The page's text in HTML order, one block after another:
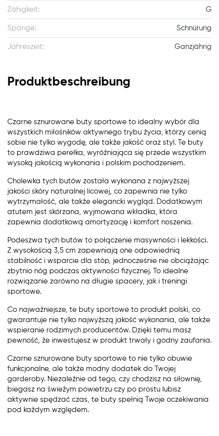
Zähigkeit: G
Spange: Schnürung
Jahreszeit: Ganzjährig
Produktbeschreibung
Czarne sznurowane buty sportowe to idealny wybór dla
wszystkich miłośników aktywnego trybu życia, którzy cenią
sobie nie tylko wygodę, ale także jakość oraz styl. Te buty
to prawdziwa perełka, wyróżniająca się przede wszystkim
wysoką jakością wykonania i polskim pochodzeniem.
Cholewka tych butów została wykonana z najwyższej
jakości skóry naturalnej licowej, co zapewnia nie tylko
wytrzymałość, ale także elegancki wygląd. Dodatkowym
atutem jest skórzana, wyjmowana wkładka, która
zapewnia dodatkową amortyzację i komfort noszenia.
Podeszwa tych butów to połączenie masywności i lekkości.
Z wysokością 3,5 cm zapewniają one odpowiednią
stabilność i wsparcie dla stóp, jednocześnie nie obciążając
zbytnio nóg podczas aktywności fizycznej. To idealne
rozwiązanie zarówno na długie spacery, jak i treningi
sportowe.
Co najważniejsze, te buty sportowe to produkt polski, co
gwarantuje nie tylko najwyższą jakość wykonania, ale także
wspieranie rodzimych producentów. Dzięki temu masz
pewność, że inwestujesz w produkt trwały i godny zaufania.
Czarne sznurowane buty sportowe to nie tylko obuwie
funkcjonalne, ale także modny dodatek do Twojej
garderoby. Niezależnie od tego, czy chodzisz na siłownię,
biegasz na świeżym powietrzu czy po prostu lubisz
aktywnie spędzać czas, te buty spełnią Twoje oczekiwania
pod każdym względem.